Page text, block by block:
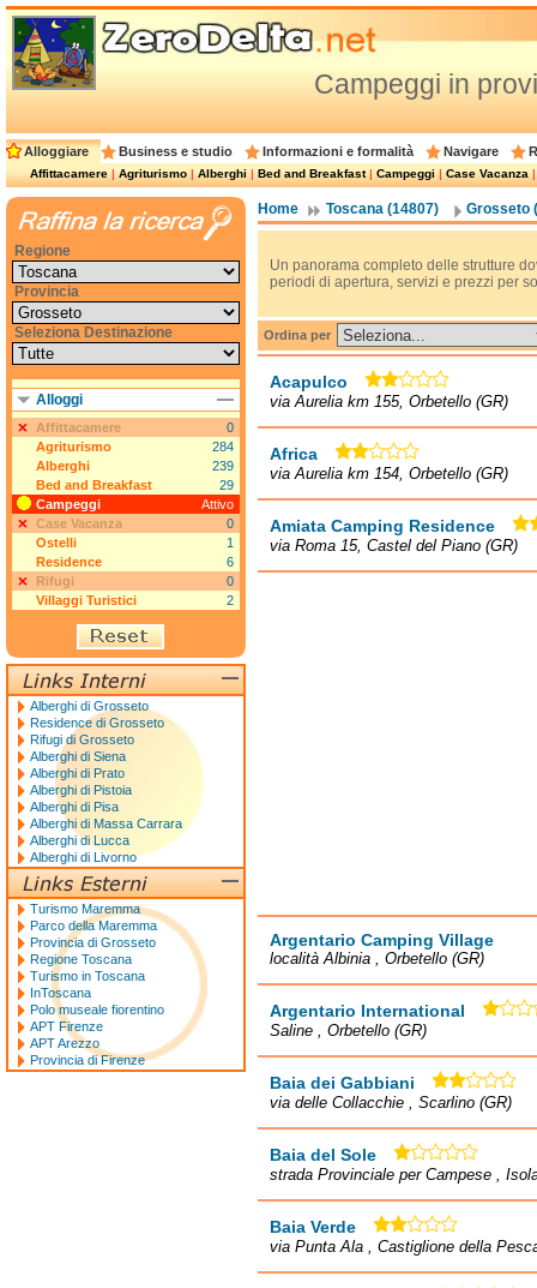
Campeggi in
Alloggiare Business e studio Informazioni e formalità Navigare
Affittacamere|Agriturismo|Alberghi|Bed and Breakfast|Campeggi|Case Vacanza
Home Toscana (14807) Grosseto
Un panorama completo delle strutture
periodi di apertura, servizi e prezzi per
Ordina per
Acapulco
via Aurelia km 155, Orbetello (GR)
Africa
via Aurelia km 154, Orbetello (GR)
Amiata Camping Residence
via Roma 15, Castel del Piano (GR)
Argentario Camping Village
località Albinia , Orbetello (GR)
Argentario International
Saline , Orbetello (GR)
Baia dei Gabbiani
via delle Collacchie , Scarlino (GR)
Baia del Sole
strada Provinciale per Campese ,
Baia Verde
via Punta Ala , Castiglione della
Regione
Provincia
Seleziona Destinazione
Alloggi
Affittacamere
0
Agriturismo
284
Alberghi
239
Bed and Breakfast
29
Campeggi
Attivo
Case Vacanza
0
Ostelli
1
Residence
6
Rifugi
0
Villaggi Turistici
2
Alberghi di Grosseto
Residence di Grosseto
Rifugi di Grosseto
Alberghi di Siena
Alberghi di Prato
Alberghi di Pistoia
Alberghi di Pisa
Alberghi di Massa Carrara
Alberghi di Lucca
Alberghi di Livorno
Turismo Maremma
Parco della Maremma
Provincia di Grosseto
Regione Toscana
Turismo in Toscana
InToscana
Polo museale fiorentino
APT Firenze
APT Arezzo
Provincia di Firenze